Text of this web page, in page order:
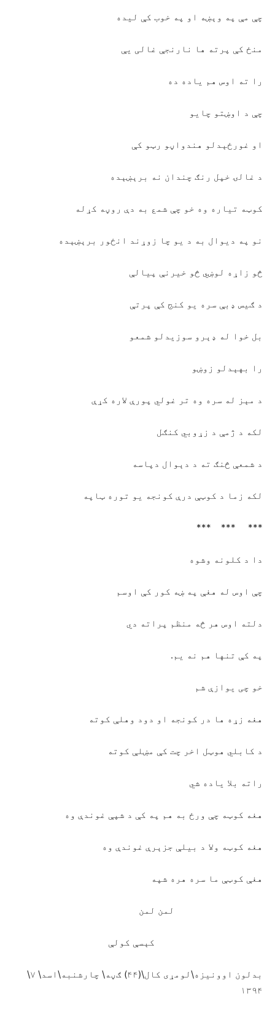
چې مې په وېښه او په خوب کې ليده
منځ کې پرته ها نارنجې غالی يې
را ته اوس هم ياده ده
چې د اوښتو چايو
او غورځېدلو هندواڼو رټو کې
د غالۍ خپل رنګ چندان نه برېښېده
کوټه تياره وه خو چې شمع به دې روڼه کړله
نو په ديوال به د يو چا زوړند انځور برېښېده
څو زاړه لوښي څو خيرنې پيالې
د ګيس ډبې سره يو کنج کې پرتې
بل خوا له ډېرو سوزيدلو شمعو
را بهېدلو زوښو
د مېز له سره وه تر غولي پورې لاره کړې
لکه د ژمې د زړوبي کنګل
د شمعې څنګ ته د دېوال دپاسه
لکه زما د کوټې درې کونجه يو توره ټاپه
*** *** ***
دا د کلونه وشوه
چې اوس له هغې په ښه کور کې اوسم
دلته اوس هر څه منظم پراته دي
په کې تنها هم نه يم.
خو چی يوازې شم
هغه زړه ها در کونجه او دود وهلې کوته
د کابلي هوټل اخر چت کې مښلې کوته
راته بلا ياده شي
هغه کوټه چې ورځ به هم په کې د شپې غوندې وه
هغه کوټه ولا د بيلې جزېرې غوندې وه
هغې کوټې ما سره هره شپه
لمن لمن
کېسې کولې
بدلون اوونیزه\لومړی کال\(۴۴) ګڼه\ چارشنبه\اسد\ ۷\
۱۳۹۴